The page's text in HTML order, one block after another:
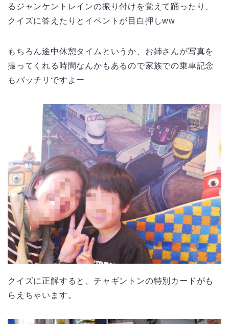
るジャンケントレインの振り付けを覚えて踊ったり、
クイズに答えたりとイベントが目白押しww
もちろん途中休憩タイムというか、お姉さんが写真を
撮ってくれる時間なんかもあるので家族での乗車記念
もバッチリですよー
クイズに正解すると、チャギントンの特別カードがも
らえちゃいます。